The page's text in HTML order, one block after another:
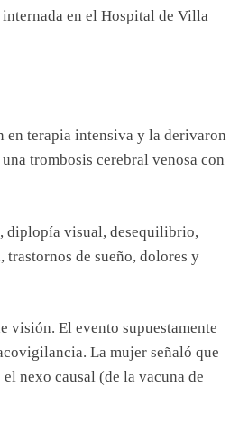
en el Hospital de Villa
en terapia intensiva y la derivaron
trombosis cerebral venosa con
diplopía visual, desequilibrio,
de sueño, dolores y
visión. El evento supuestamente
La mujer señaló que
nexo causal (de la vacuna de